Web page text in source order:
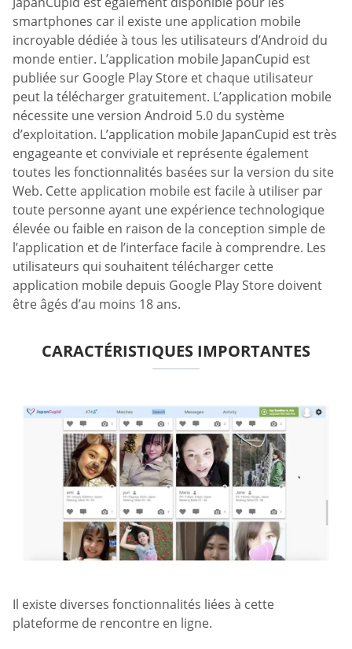
smartphones car il existe une application mobile
incroyable dédiée à tous les utilisateurs d’Android du
monde entier. L’application mobile JapanCupid est
publiée sur Google Play Store et chaque utilisateur
peut la télécharger gratuitement. L’application mobile
nécessite une version Android 5.0 du système
d’exploitation. L’application mobile JapanCupid est très
engageante et conviviale et représente également
toutes les fonctionnalités basées sur la version du site
Web. Cette application mobile est facile à utiliser par
toute personne ayant une expérience technologique
élevée ou faible en raison de la conception simple de
l’application et de l’interface facile à comprendre. Les
utilisateurs qui souhaitent télécharger cette
application mobile depuis Google Play Store doivent
être âgés d’au moins 18 ans.
CARACTÉRISTIQUES IMPORTANTES
Il existe diverses fonctionnalités liées à cette
plateforme de rencontre en ligne.